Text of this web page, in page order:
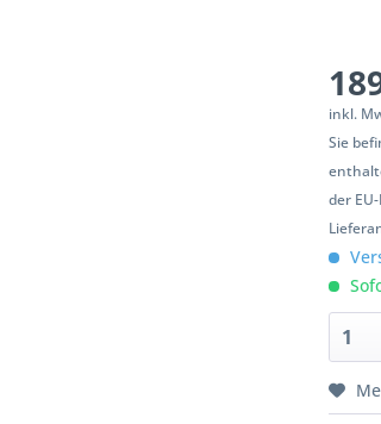
inkl.
Sie
der